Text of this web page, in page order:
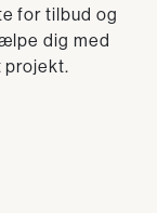
for tilbud og
dig med
projekt.